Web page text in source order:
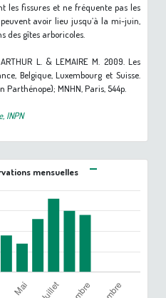
les fissures et ne fréquente pas les
avoir lieu jusqu’à la mi-juin,
des gîtes arboricoles.
L. & LEMAIRE M. 2009. Les
Belgique, Luxembourg et Suisse.
Parthénope); MNHN, Paris, 544p.
INPN
mensuelles